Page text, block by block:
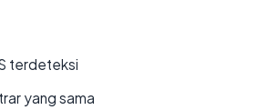
terdeteksi
yang sama